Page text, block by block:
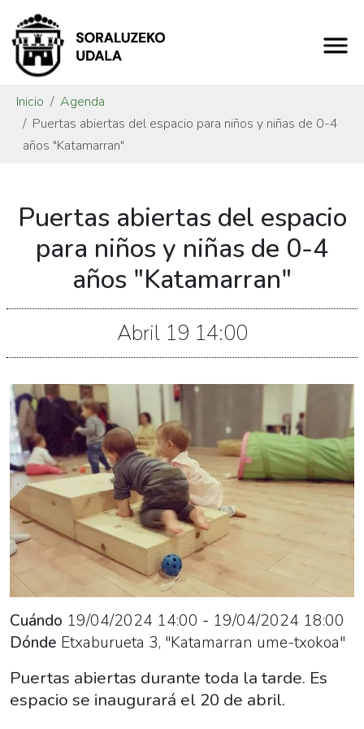
Inicio
Agenda
Puertas abiertas del espacio para niños y niñas de 0-4
años "Katamarran"
abiertas-
espacio-
0-
4-
anos-
katamarran
Puertas
abiertas
del
espacio
para
niños
niñas
de
0-
Puertas abiertas del espacio
para niños y niñas de 0-4
años "Katamarran"
Abril 19 14:00
Cuándo 19/04/2024 14:00 - 19/04/2024 18:00
Dónde Etxaburueta 3, "Katamarran ume-txokoa"
Puertas abiertas durante toda la tarde. Es
espacio se inaugurará el 20 de abril.